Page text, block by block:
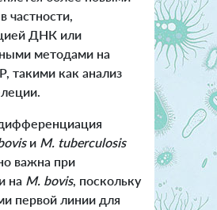
частности,
ДНК или
методами на
такими как анализ
и M. tuberculosis
важна при
на M. bovis, поскольку
первой линии для